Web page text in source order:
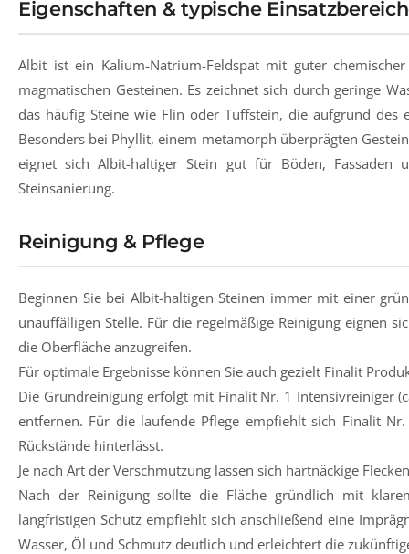
Eigenschaften & typische
Albit ist ein Kalium-Natrium-Feldspat mit guter
magmatischen Gesteinen. Es zeichnet sich durch geringe
das häufig Steine wie Flin oder Tuffstein, die aufgrund des
Besonders bei Phyllit, einem metamorph überprägten
eignet sich Albit-haltiger Stein gut für Böden, Fassaden
Steinsanierung.
Reinigung & Pflege
Beginnen Sie bei Albit-haltigen Steinen immer mit einer
unauffälligen Stelle. Für die regelmäßige Reinigung eignen
die Oberfläche anzugreifen.
Für optimale Ergebnisse können Sie auch gezielt Finalit
Die Grundreinigung erfolgt mit Finalit Nr. 1 Intensivreiniger
entfernen. Für die laufende Pflege empfiehlt sich Finalit
Rückstände hinterlässt.
Je nach Art der Verschmutzung lassen sich hartnäckige
Nach der Reinigung sollte die Fläche gründlich mit
langfristigen Schutz empfiehlt sich anschließend eine
Wasser, Öl und Schmutz deutlich und erleichtert die